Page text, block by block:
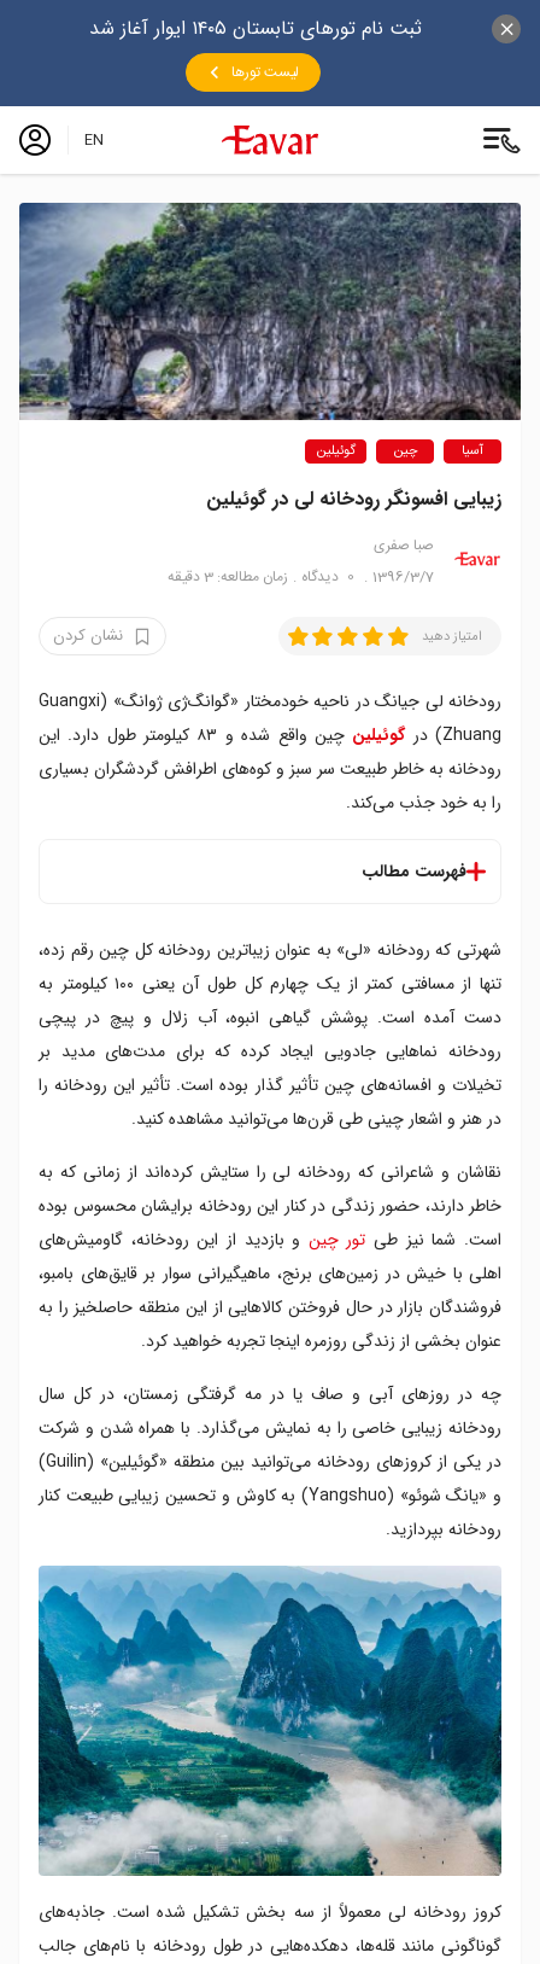
ثبت نام تورهای تابستان ۱۴۰۵ ایوار آغاز شد
لیست تورها
EN
آسیا چین گوئیلین
زیبایی افسونگر رودخانه لی در گوئیلین
صبا صفری
1396/3/7
0 دیدگاه زمان مطالعه: 3 دقیقه
امتیاز دهید نشان کردن
رودخانه لی جیانگ در ناحیه خودمختار «گوانگ‌ژی ژوانگ» (Guangxi
Zhuang) در
گوئیلین
چین واقع شده و ۸۳ کیلومتر طول دارد. این
رودخانه به خاطر طبیعت سر سبز و کوه‌های اطرافش گردشگران بسیاری
را به خود جذب می‌کند.
فهرست مطالب
شهرتی که رودخانه «لی» به عنوان زیباترین رودخانه کل چین رقم زده،
تنها از مسافتی کمتر از یک چهارم کل طول آن یعنی ۱۰۰ کیلومتر به
دست آمده است. پوشش گیاهی انبوه، آب زلال و پیچ در پیچی
رودخانه نماهایی جادویی ایجاد کرده که برای مدت‌های مدید بر
تخیلات و افسانه‌های چین تأثیر گذار بوده است. تأثیر این رودخانه را
در هنر و اشعار چینی طی قرن‌ها می‌توانید مشاهده کنید.
نقاشان و شاعرانی که رودخانه لی را ستایش کرده‌اند از زمانی که به
خاطر دارند، حضور زندگی در کنار این رودخانه برایشان محسوس بوده
است. شما نیز طی تور چین و بازدید از این رودخانه، گاومیش‌های
اهلی با خیش‌ در زمین‌های برنج، ماهیگیرانی سوار بر قایق‌های بامبو،
فروشندگان بازار در حال فروختن کالاهایی از این منطقه حاصلخیز را به
عنوان بخشی از زندگی روزمره اینجا تجربه خواهید کرد.
چه در روزهای آبی و صاف یا در مه گرفتگی زمستان، در کل سال
رودخانه زیبایی‌ خاصی را به نمایش می‌گذارد. با همراه شدن و شرکت
در یکی از کروزهای رودخانه می‌توانید بین منطقه «گوئیلین» (Guilin)
و «یانگ شوئو» (Yangshuo) به کاوش و تحسین زیبایی طبیعت کنار
رودخانه بپردازید.
کروز رودخانه لی معمولاً از سه بخش تشکیل شده است. جاذبه‌های
گوناگونی مانند قله‌ها، دهکده‌هایی در طول رودخانه با نام‌های جالب